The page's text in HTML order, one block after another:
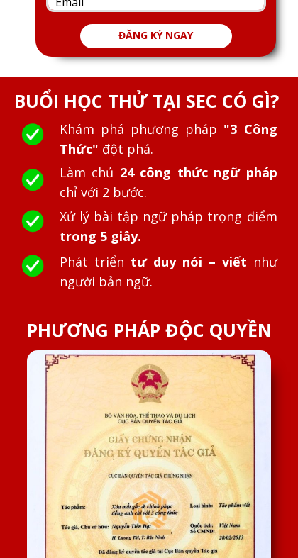
ĐĂNG KÝ NGAY
BUỔI HỌC THỬ TẠI SEC CÓ GÌ?
Khám phá phương pháp "3 Công
Thức" đột phá.
Làm chủ 24 công thức ngữ pháp
chỉ với 2 bước.
Xử lý bài tập ngữ pháp trọng điểm
trong 5 giây.
Phát triển tư duy nói – viết như
người bản ngữ.
PHƯƠNG PHÁP ĐỘC QUYỀN